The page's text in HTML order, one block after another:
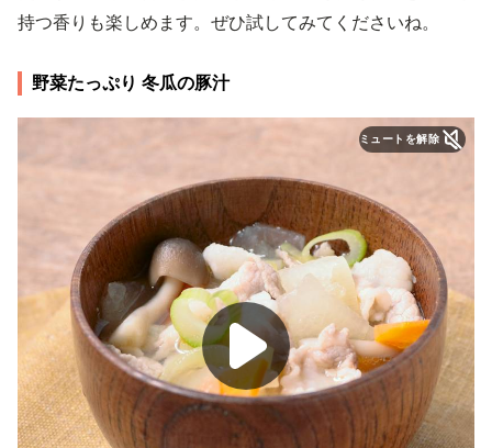
持つ香りも楽しめます。ぜひ試してみてくださいね。
野菜たっぷり 冬瓜の豚汁
ミュートを解除